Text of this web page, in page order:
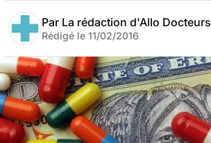
Par La rédaction d'Allo Docteurs
Rédigé le 11/02/2016